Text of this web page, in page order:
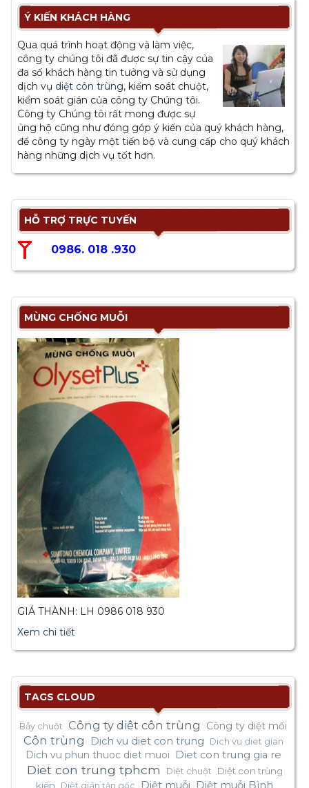
Ý KIẾN KHÁCH HÀNG
Qua quá trình hoạt động và làm việc,
công ty chúng tôi đã được sự tin cậy của
đa số khách hàng tin tưởng và sử dụng
dịch vụ diệt côn trùng, kiểm soát chuột,
kiểm soát gián của công ty Chúng tôi.
Công ty Chúng tôi rất mong được sự
ủng hộ cũng như đóng góp ý kiến của quý khách hàng,
để công ty ngày một tiến bộ và cung cấp cho quý khách
hàng những dịch vụ tốt hơn.
HỖ TRỢ TRỰC TUYẾN
0986. 018 .930
MÙNG CHỐNG MUỖI
GIÁ THÀNH: LH 0986 018 930
Xem chi tiết
TAGS CLOUD
Bẫy chuột Công ty diêt côn trùng Công ty diệt mối
Côn trùng Dich vu diet con trung Dich vu diet gian
Dich vu phun thuoc diet muoi Diet con trung gia re
Diet con trung tphcm Diệt chuột
Diệt con trùng
kiến
Diệt gián tận gốc Diệt muỗi
Diệt muỗi Bình